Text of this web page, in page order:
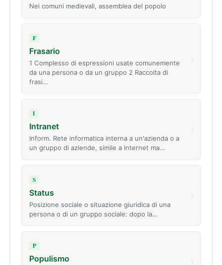
Nei comuni medievali, assemblea del popolo
F
Frasario
1 Complesso di espressioni usate comunemente
da una persona o da un gruppo 2 Raccolta di
frasi…
I
Intranet
Inform. Rete informatica interna a un'azienda o a
un gruppo di aziende, simile a Internet ma…
S
Status
Posizione sociale o situazione giuridica di una
persona o di un gruppo sociale: dopo la…
P
Populismo